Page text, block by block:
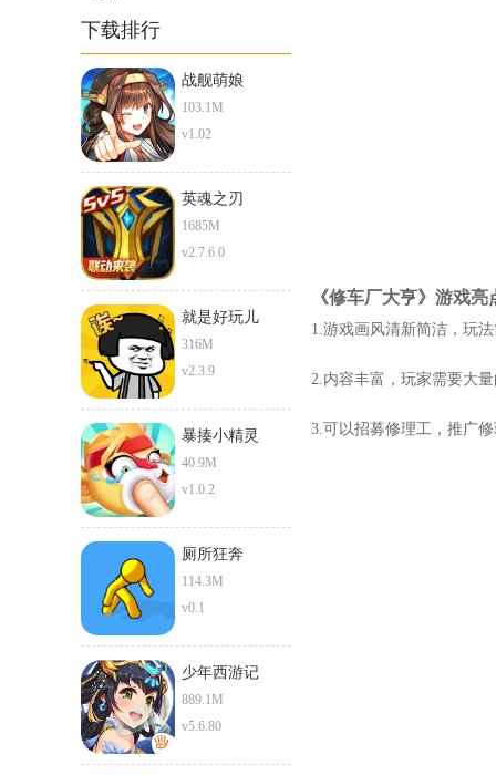
下载排行
战舰萌娘
103.1M
v1.02
英魂之刃
1685M
v2.7.6.0
就是好玩儿
316M
v2.3.9
暴揍小精灵
40.9M
v1.0.2
厕所狂奔
114.3M
v0.1
少年西游记
889.1M
v5.6.80
《修车厂大亨》游戏亮
1.游戏画风清新简洁，玩法
2.内容丰富，玩家需要大
3.可以招募修理工，推广修